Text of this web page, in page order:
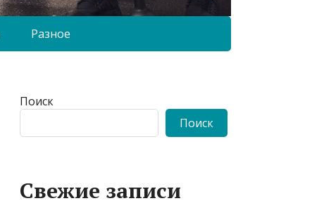
Разное
Поиск
Поиск
Свежие записи